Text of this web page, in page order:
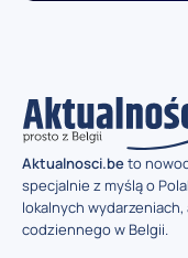
Aktualnosci.beto
specjalnie z myślą o
lokalnych
codziennego w Belgii.